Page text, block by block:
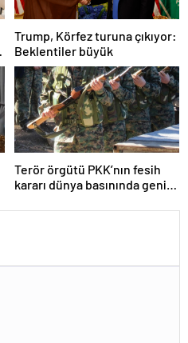
Trump, Körfez turuna çıkıyor:
Beklentiler büyük
Terör örgütü PKK’nın fesih
kararı dünya basınında geniş